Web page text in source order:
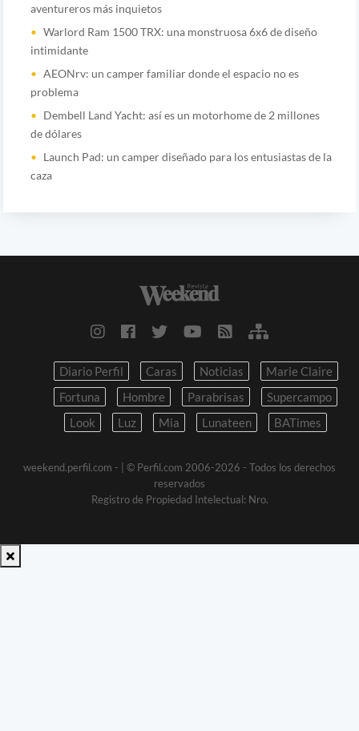
aventureros más inquietos
Warlord Ram 1500 TRX: una monstruosa 6x6 de diseño
intimidante
AEONrv: un camper familiar donde el espacio no es
problema
Dembell Land Yacht: así es un motorhome de 2 millones
de dólares
Launch Pad: un camper diseñado para los entusiastas de la
caza
Diario Perfil Caras Noticias
Marie Claire
Fortuna
Hombre Parabrisas
Supercampo
Look
Luz Mia Lunateen BATimes
weekend.perfil.com -
| © Perfil.com 2006-2026 - Todos los derechos
reservados
Registro de Propiedad Intelectual: Nro.